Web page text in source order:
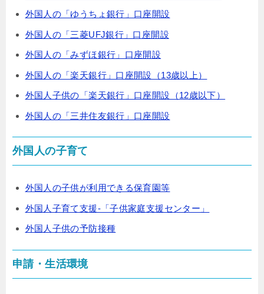
外国人の「ゆうちょ銀行」口座開設
外国人の「三菱UFJ銀行」口座開設
外国人の「みずほ銀行」口座開設
外国人の「楽天銀行」口座開設（13歳以上）
外国人子供の「楽天銀行」口座開設（12歳以下）
外国人の「三井住友銀行」口座開設
外国人の子育て
外国人の子供が利用できる保育園等
外国人子育て支援-「子供家庭支援センター」
外国人子供の予防接種
申請・生活環境